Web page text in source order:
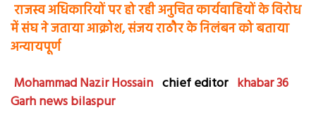
राजस्व अधिकारियों पर हो रही अनुचित कार्यवाहियों के विरोध
में संघ ने जताया आक्रोश, संजय राठौर के निलंबन को बताया
अन्यायपूर्ण
Mohammad Nazir Hossain chief editor khabar 36
Garh news bilaspur